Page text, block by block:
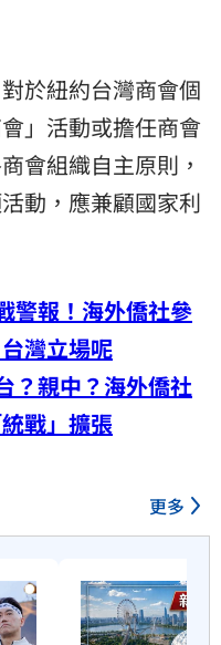
於紐約台灣商會個
」活動或擔任商會
會組織自主原則，
動，應兼顧國家利
警報！海外僑社參
灣立場呢
？親中？海外僑社
戰」擴張
更多